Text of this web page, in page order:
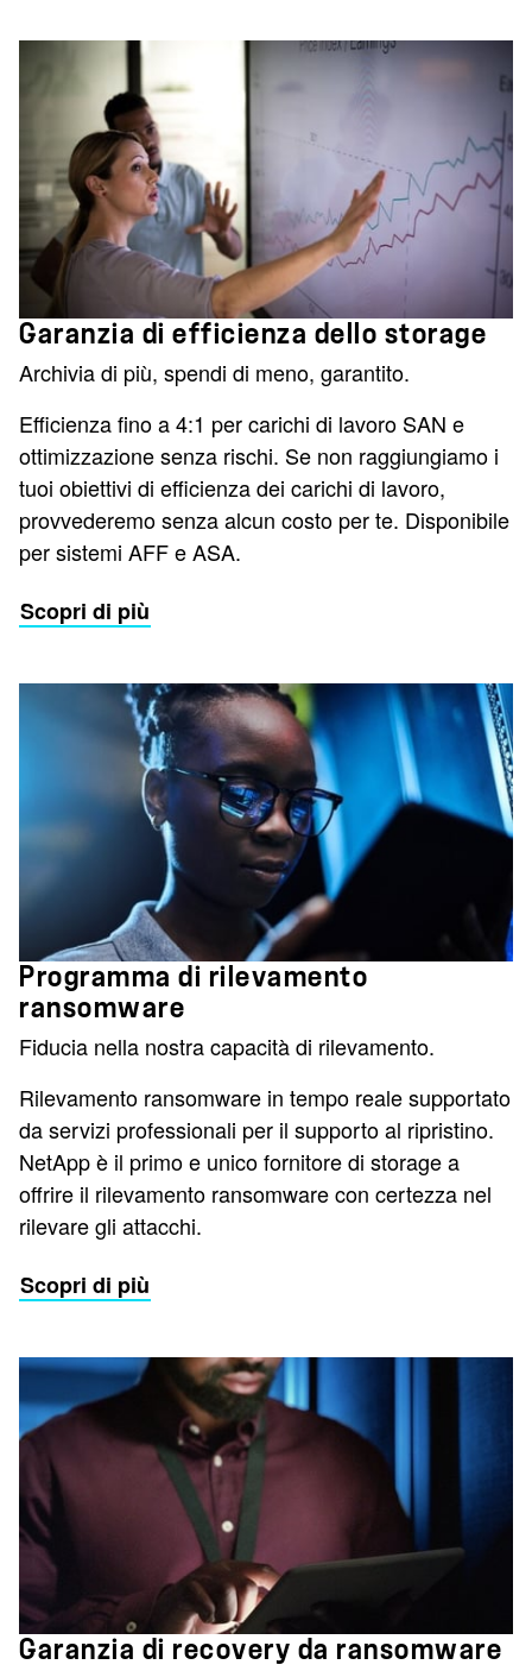
Garanzia di efficienza dello storage
Archivia di più, spendi di meno, garantito.
Efficienza fino a 4:1 per carichi di lavoro SAN e
ottimizzazione senza rischi. Se non raggiungiamo i
tuoi obiettivi di efficienza dei carichi di lavoro,
provvederemo senza alcun costo per te. Disponibile
per sistemi AFF e ASA.
Scopri di più
Programma di rilevamento
ransomware
Fiducia nella nostra capacità di rilevamento.
Rilevamento ransomware in tempo reale supportato
da servizi professionali per il supporto al ripristino.
NetApp è il primo e unico fornitore di storage a
offrire il rilevamento ransomware con certezza nel
rilevare gli attacchi.
Scopri di più
Garanzia di recovery da ransomware